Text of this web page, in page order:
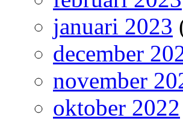
januari 2023
december
november
oktober 2022